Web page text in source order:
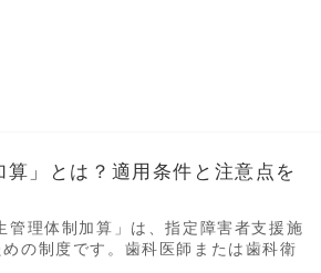
」とは？適用条件と注意点を
管理体制加算」は、指定障害者支援施
の制度です。歯科医師または歯科衛